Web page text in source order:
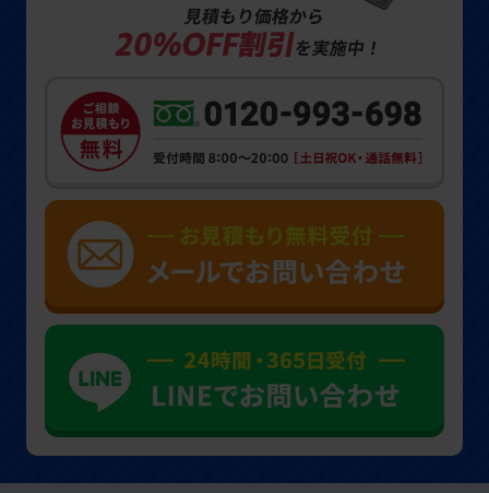
見積もり価格から
20%OFF割引を実施中！